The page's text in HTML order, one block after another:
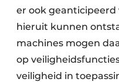
er ook geanticipeerd
hieruit kunnen
machines mogen
op
veiligheid in